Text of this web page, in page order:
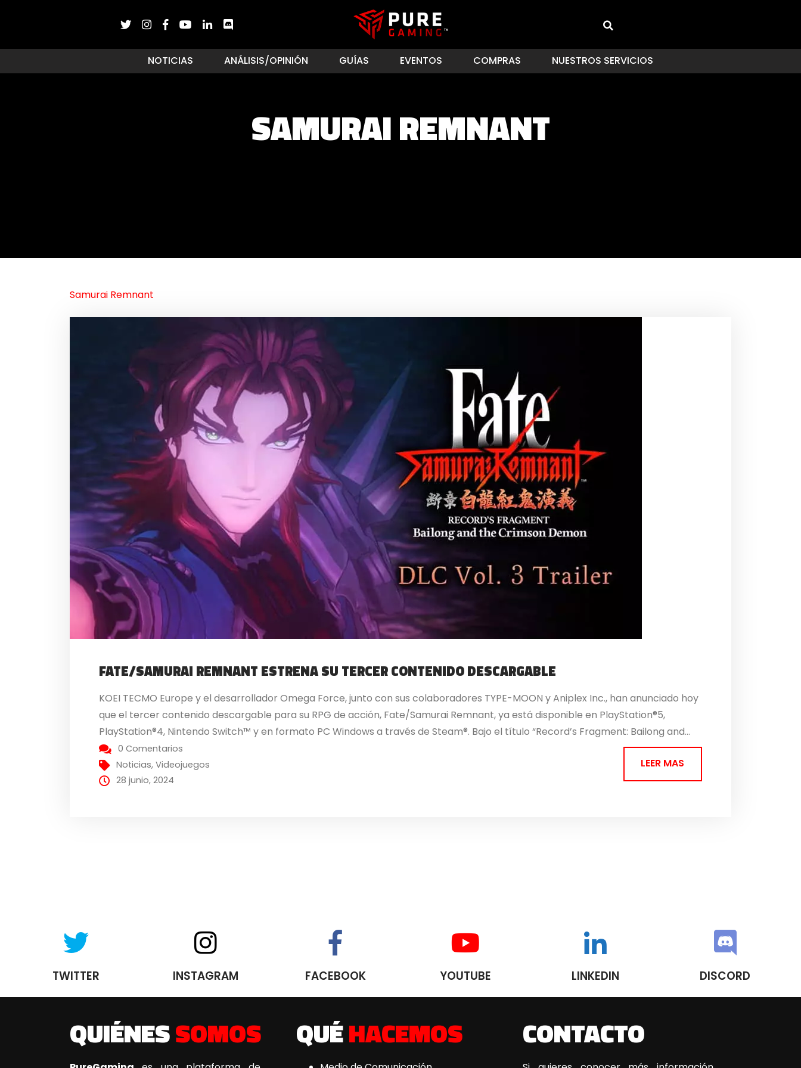
NOTICIAS ANÁLISIS/OPINIÓN GUÍAS EVENTOS COMPRAS NUESTROS SERVICIOS
SAMURAI REMNANT
Samurai Remnant
FATE/SAMURAI REMNANT ESTRENA SU TERCER CONTENIDO DESCARGABLE
KOEI TECMO Europe y el desarrollador Omega Force, junto con sus colaboradores TYPE-MOON y Aniplex Inc., han anunciado hoy
que el tercer contenido descargable para su RPG de acción, Fate/Samurai Remnant, ya está disponible en PlayStation®5,
PlayStation®4, Nintendo Switch™ y en formato PC Windows a través de Steam®. Bajo el título “Record’s Fragment: Bailong and...
0 Comentarios
Noticias,Videojuegos
28 junio, 2024
LEER MAS
TWITTER INSTAGRAM FACEBOOK YOUTUBE LINKEDIN DISCORD
QUIÉNESSOMOS QUÉHACEMOS CONTACTO